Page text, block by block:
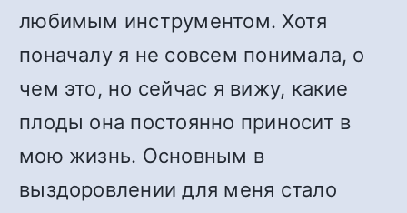
любимым инструментом. Хотя
поначалу я не совсем понимала, о
чем это, но сейчас я вижу, какие
плоды она постоянно приносит в
мою жизнь. Основным в
выздоровлении для меня стало